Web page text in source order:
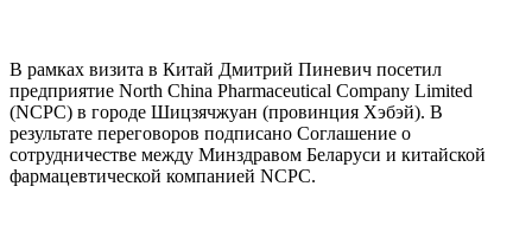
В рамках визита в Китай Дмитрий Пиневич посетил
предприятие North China Pharmaceutical Company Limited
(NCPC) в городе Шицзячжуан (провинция Хэбэй). В
результате переговоров подписано Соглашение о
сотрудничестве между Минздравом Беларуси и китайской
фармацевтической компанией NCPC.